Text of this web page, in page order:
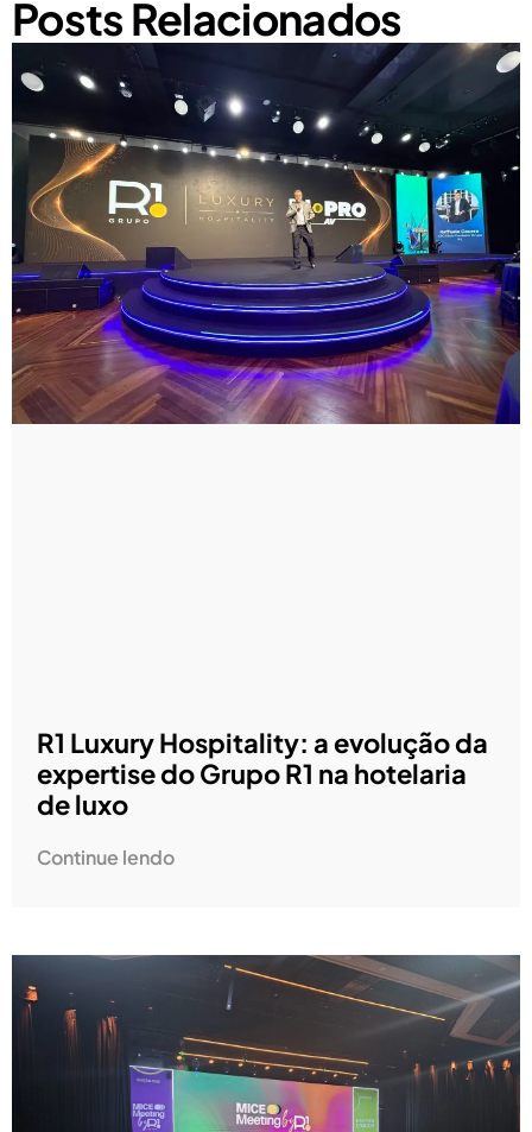
Posts Relacionados
R1 Luxury Hospitality: a evolução da
expertise do Grupo R1 na hotelaria
de luxo
Continue lendo